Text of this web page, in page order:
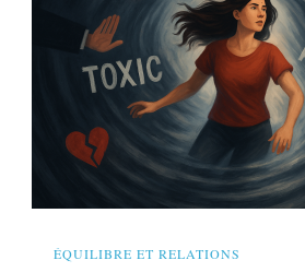
ÉQUILIBRE ET RELATIONS